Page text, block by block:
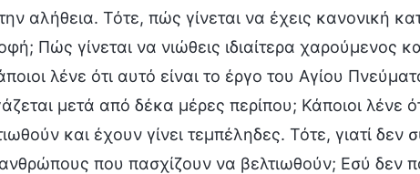
αλήθεια. Τότε, πώς γίνεται να έχεις κανονική
Πώς γίνεται να νιώθεις ιδιαίτερα χαρούμενος
λένε ότι αυτό είναι το έργο του Αγίου
μετά από δέκα μέρες περίπου; Κάποιοι λένε
και έχουν γίνει τεμπέληδες. Τότε, γιατί δεν
που πασχίζουν να βελτιωθούν; Εσύ δεν